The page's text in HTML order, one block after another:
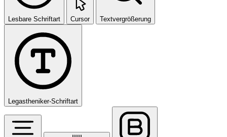
Lesbare Schriftart Cursor Textvergrößerung
Legastheniker-Schriftart